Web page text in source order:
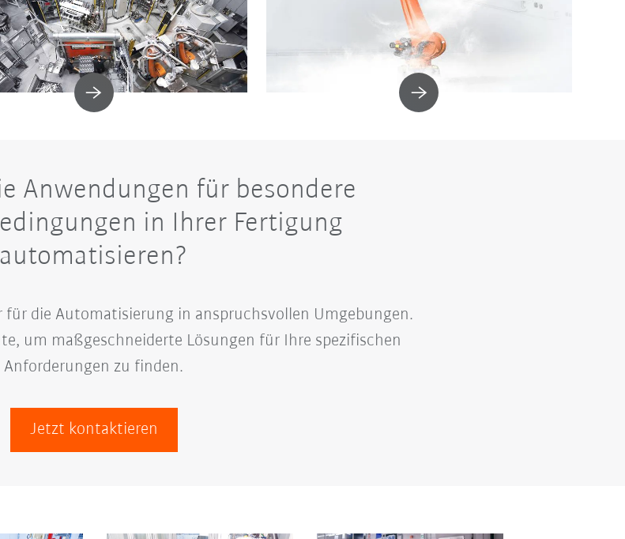
Anwendungen für besondere
in Ihrer Fertigung
automatisieren?
für die Automatisierung in anspruchsvollen Umgebungen.
um maßgeschneiderte Lösungen für Ihre spezifischen
Anforderungen zu finden.
Jetzt kontaktieren